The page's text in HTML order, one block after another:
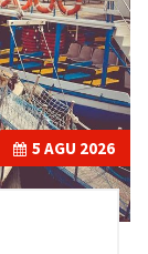
5 AGU 2026